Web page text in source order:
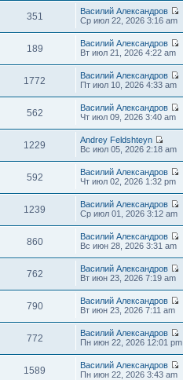
351
Василий Александров
Ср июл 22, 2026 3:16 am
189
Василий Александров
Вт июл 21, 2026 4:22 am
1772
Василий Александров
Пт июл 10, 2026 4:33 am
562
Василий Александров
Чт июл 09, 2026 3:40 am
1229
Andrey Feldshteyn
Вс июл 05, 2026 2:18 am
592
Василий Александров
Чт июл 02, 2026 1:32 pm
1239
Василий Александров
Ср июл 01, 2026 3:12 am
860
Василий Александров
Вс июн 28, 2026 3:31 am
762
Василий Александров
Вт июн 23, 2026 7:19 am
790
Василий Александров
Вт июн 23, 2026 7:11 am
772
Василий Александров
Пн июн 22, 2026 12:01 pm
1589
Василий Александров
Пн июн 22, 2026 3:43 am